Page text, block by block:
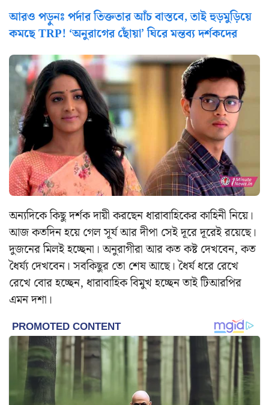
আরও পড়ুনঃ পর্দার তিক্ততার আঁচ বাস্তবে, তাই হুড়মুড়িয়ে
কমছে TRP! ‘অনুরাগের ছোঁয়া’ ঘিরে মন্তব্য দর্শকদের
অন্যদিকে কিছু দর্শক দায়ী করছেন ধারাবাহিকের কাহিনী নিয়ে।
আজ কতদিন হয়ে গেল সূর্য আর দীপা সেই দূরে দূরেই রয়েছে।
দুজনের মিলই হচ্ছেনা। অনুরাগীরা আর কত কষ্ট দেখবেন, কত
ধৈর্য্য দেখবেন। সবকিছুর তো শেষ আছে। ধৈর্য ধরে রেখে
রেখে বোর হচ্ছেন, ধারাবাহিক বিমুখ হচ্ছেন তাই টিআরপির
এমন দশা।